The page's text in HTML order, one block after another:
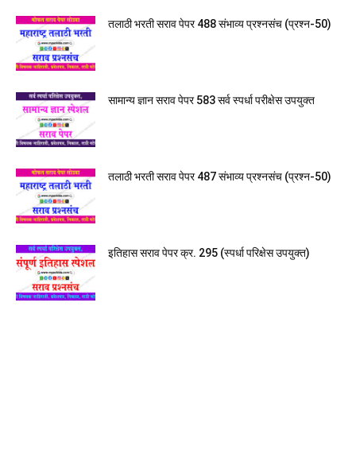
तलाठी भरती सराव पेपर 488 संभाव्य प्रश्नसंच (प्रश्न-50)
सामान्य ज्ञान सराव पेपर 583 सर्व स्पर्धा परीक्षेस उपयुक्त
तलाठी भरती सराव पेपर 487 संभाव्य प्रश्नसंच (प्रश्न-50)
इतिहास सराव पेपर क्र. 295 (स्पर्धा परिक्षेस उपयुक्त)